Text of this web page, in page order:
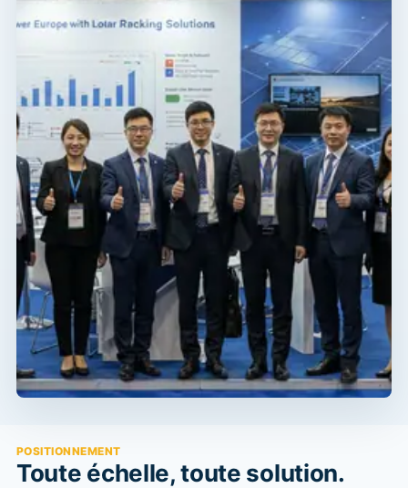
POSITIONNEMENT
Toute échelle, toute solution.